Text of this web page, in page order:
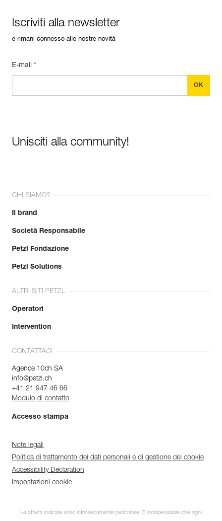
Iscriviti alla newsletter
e rimani connesso alle nostre novità
E-mail *
Unisciti alla community!
CHI SIAMO?
Il brand
Società Responsabile
Petzl Fondazione
Petzl Solutions
ALTRI SITI PETZL
Operatori
Intervention
CONTATTACI
Agence 10ch SA
info@petzl.ch
+41 21 947 46 66
Modulo di contatto
Accesso stampa
Note legali
Politica di trattamento dei dati personali e di gestione dei cookie
Accessibility Declaration
Impostazioni cookie
Le attività indicate sono intrinsecamente pericolose. È indispensabile che ogni